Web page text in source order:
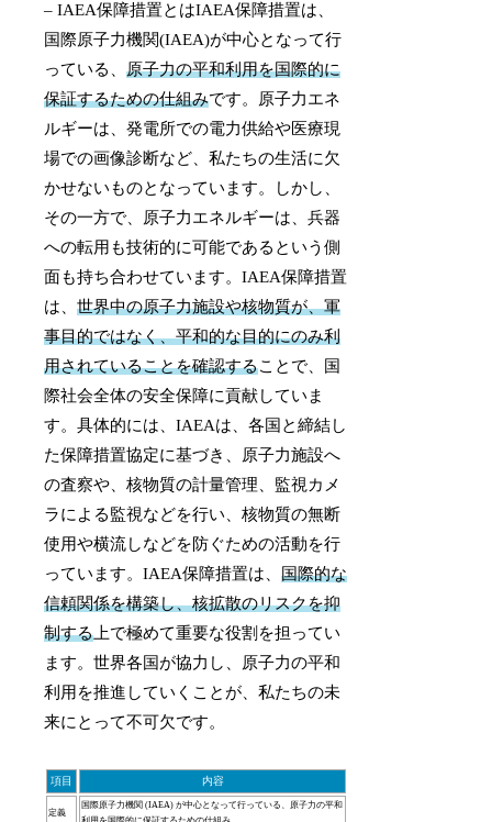
– IAEA保障措置とはIAEA保障措置は、
国際原子力機関(IAEA)が中心となって行
っている、原子力の平和利用を国際的に
保証するための仕組みです。原子力エネ
ルギーは、発電所での電力供給や医療現
場での画像診断など、私たちの生活に欠
かせないものとなっています。しかし、
その一方で、原子力エネルギーは、兵器
への転用も技術的に可能であるという側
面も持ち合わせています。IAEA保障措置
は、世界中の原子力施設や核物質が、軍
事目的ではなく、平和的な目的にのみ利
用されていることを確認することで、国
際社会全体の安全保障に貢献していま
す。具体的には、IAEAは、各国と締結し
た保障措置協定に基づき、原子力施設へ
の査察や、核物質の計量管理、監視カメ
ラによる監視などを行い、核物質の無断
使用や横流しなどを防ぐための活動を行
っています。IAEA保障措置は、国際的な
信頼関係を構築し、核拡散のリスクを抑
制する上で極めて重要な役割を担ってい
ます。世界各国が協力し、原子力の平和
利用を推進していくことが、私たちの未
来にとって不可欠です。
項目 内容
定義
国際原子力機関 (IAEA) が中心となって行っている、原子力の平和